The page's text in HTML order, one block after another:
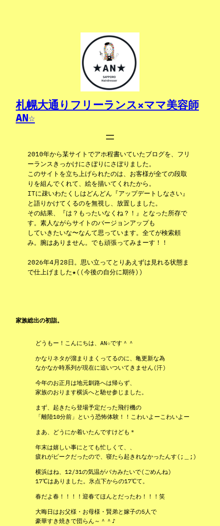
札幌大通りフリーランス×ママ美容師
AN☆
2010年から某サイトでアホ程書いていたブログを、フリ
ーランスきっかけにさぼりにさぼりました。
このサイトを立ち上げられたのは、お客様が全ての段取
りを組んでくれて、絵を描いてくれたから。
ITに疎いわたくしはどんどん『アップデートしなさい』
と語りかけてくるのを無視し、放置しました。
その結果、『は？もったいなくね？！』となった所存で
す。素人ながらサイトのバージョンアップも
していきたいな〜なんて思っています。全てが検索頼
み。腕はありません。でも頑張ってみまーす！！
2026年4月28日。思い立ってとりあえずは見れる状態ま
で仕上げました★((今後の自分に期待))
家族総出の初詣。
どうもー！こんにちは、AN☆です＾＾
かなりネタが溜まりまくってるのに、亀更新な為
なかなか時系列が現在に追いついてきません(汗)
今年のお正月は地元釧路へは帰らず、
家族のおります横浜へと馳せ参じました。
まず、起きたら登場予定だった飛行機の
「離陸10分前」という恐怖体験！！こわいよーこわいよー
まあ、どうにか着いたんですけども＊
年末は嬉しい事にとても忙しくて、、
疲れがピークだったので、寝たら起きれなかったんす(;＿;)
横浜はね、12/31の気温がバカみたいで(ごめんね)
17℃はありました。氷点下からの17℃て。
春だよ春！！！！迎春てほんとだったわ！！！笑
大晦日はお父様・お母様・賢弟と嫁子の5人で
豪華すき焼きで団らん～＾＾♪